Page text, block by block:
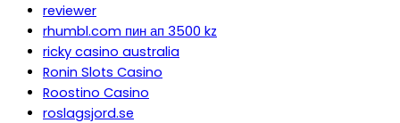
reviewer
rhumbl.com пин ап 3500 kz
ricky casino australia
Ronin Slots Casino
Roostino Casino
roslagsjord.se